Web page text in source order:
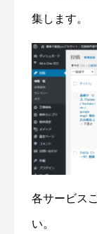
集します。
各サービス
い。